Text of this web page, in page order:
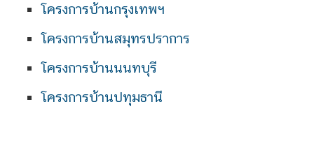
โครงการบ้านกรุงเทพฯ
โครงการบ้านสมุทรปราการ
โครงการบ้านนนทบุรี
โครงการบ้านปทุมธานี